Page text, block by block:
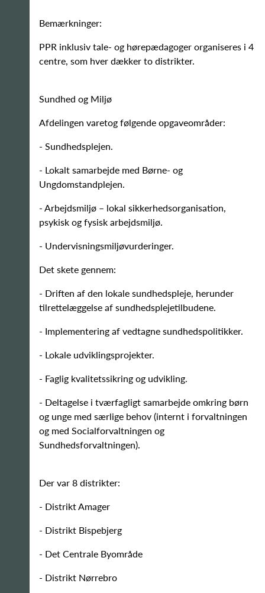
Bemærkninger:
PPR inklusiv tale- og hørepædagoger organiseres i 4
centre, som hver dækker to distrikter.
Sundhed og Miljø
Afdelingen varetog følgende opgaveområder:
- Sundhedsplejen.
- Lokalt samarbejde med Børne- og
Ungdomstandplejen.
- Arbejdsmiljø – lokal sikkerhedsorganisation,
psykisk og fysisk arbejdsmiljø.
- Undervisningsmiljøvurderinger.
Det skete gennem:
- Driften af den lokale sundhedspleje, herunder
tilrettelæggelse af sundhedsplejetilbudene.
- Implementering af vedtagne sundhedspolitikker.
- Lokale udviklingsprojekter.
- Faglig kvalitetssikring og udvikling.
- Deltagelse i tværfagligt samarbejde omkring børn
og unge med særlige behov (internt i forvaltningen
og med Socialforvaltningen og
Sundhedsforvaltningen).
Der var 8 distrikter:
- Distrikt Amager
- Distrikt Bispebjerg
- Det Centrale Byområde
- Distrikt Nørrebro